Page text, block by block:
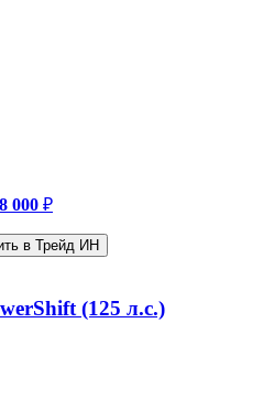
000 ₽
в Трейд ИН
(125 л.с.)